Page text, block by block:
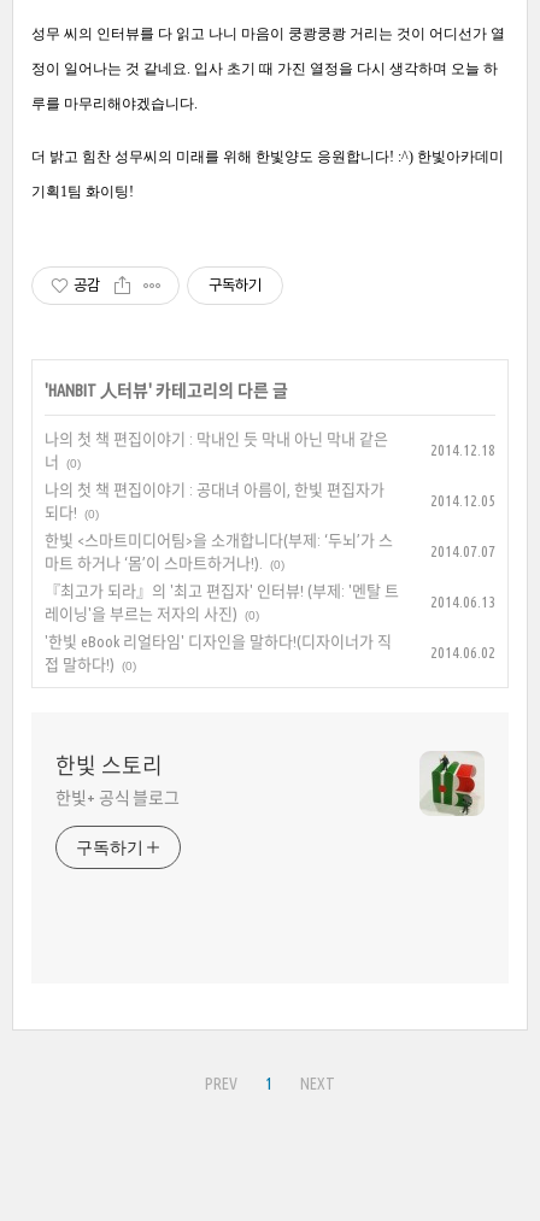
성무 씨의 인터뷰를 다 읽고 나니 마음이 쿵쾅쿵쾅 거리는 것이 어디선가 열
정이 일어나는 것 같네요. 입사 초기 때 가진 열정을 다시 생각하며 오늘 하
루를 마무리해야겠습니다.
더 밝고 힘찬 성무씨의 미래를 위해 한빛양도 응원합니다! :^) 한빛아카데미
기획1팀 화이팅!
공감 구독하기
'HANBIT 人터뷰' 카테고리의 다른 글
나의 첫 책 편집이야기 : 막내인 듯 막내 아닌 막내 같은
너
(0)
2014.12.18
나의 첫 책 편집이야기 : 공대녀 아름이, 한빛 편집자가
되다!
(0)
2014.12.05
한빛 <스마트미디어팀>을 소개합니다(부제: ‘두뇌’가 스
마트 하거나 ‘몸’이 스마트하거나!).
(0)
2014.07.07
『최고가 되라』의 '최고 편집자' 인터뷰! (부제: '멘탈 트
레이닝'을 부르는 저자의 사진)
(0)
2014.06.13
'한빛 eBook 리얼타임' 디자인을 말하다!(디자이너가 직
접 말하다!)
(0)
2014.06.02
한빛 스토리
한빛+ 공식 블로그
구독하기
PREV 1 NEXT